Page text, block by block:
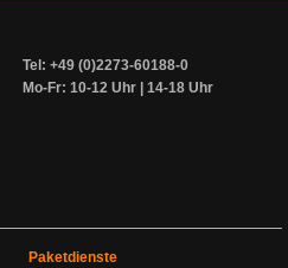
Tel: +49 (0)2273-60188-0
Mo-Fr: 10-12 Uhr | 14-18 Uhr
Paketdienste